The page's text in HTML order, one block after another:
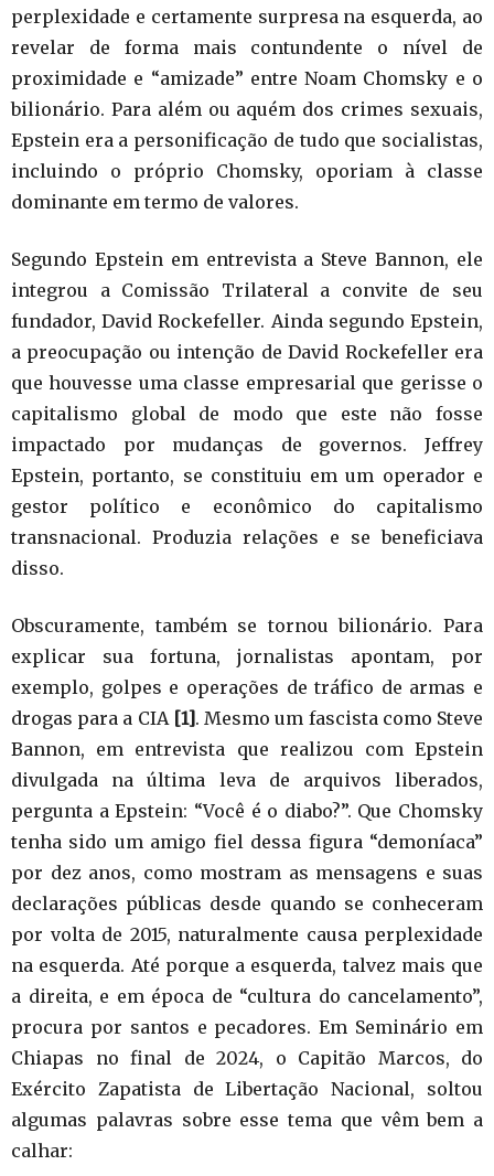
perplexidade e certamente surpresa na esquerda, ao
revelar de forma mais contundente o nível de
proximidade e “amizade” entre Noam Chomsky e o
bilionário. Para além ou aquém dos crimes sexuais,
Epstein era a personificação de tudo que socialistas,
incluindo o próprio Chomsky, oporiam à classe
dominante em termo de valores.
Segundo Epstein em entrevista a Steve Bannon, ele
integrou a Comissão Trilateral a convite de seu
fundador, David Rockefeller. Ainda segundo Epstein,
a preocupação ou intenção de David Rockefeller era
que houvesse uma classe empresarial que gerisse o
capitalismo global de modo que este não fosse
impactado por mudanças de governos. Jeffrey
Epstein, portanto, se constituiu em um operador e
gestor político e econômico do capitalismo
transnacional. Produzia relações e se beneficiava
disso.
Obscuramente, também se tornou bilionário. Para
explicar sua fortuna, jornalistas apontam, por
exemplo, golpes e operações de tráfico de armas e
drogas para a CIA [1] . Mesmo um fascista como Steve
Bannon, em entrevista que realizou com Epstein
divulgada na última leva de arquivos liberados,
pergunta a Epstein: “Você é o diabo?”. Que Chomsky
tenha sido um amigo fiel dessa figura “demoníaca”
por dez anos, como mostram as mensagens e suas
declarações públicas desde quando se conheceram
por volta de 2015, naturalmente causa perplexidade
na esquerda. Até porque a esquerda, talvez mais que
a direita, e em época de “cultura do cancelamento”,
procura por santos e pecadores. Em Seminário em
Chiapas no final de 2024, o Capitão Marcos, do
Exército Zapatista de Libertação Nacional, soltou
algumas palavras sobre esse tema que vêm bem a
calhar: